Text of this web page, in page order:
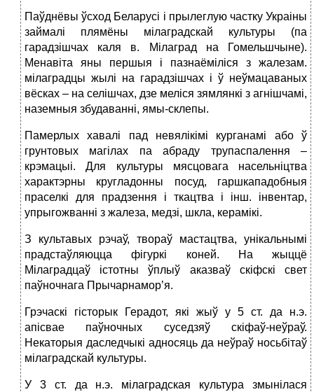
Паўднёвы ўсход Беларусі і прылеглую частку Украіны
займалі плямёны мілаградскай культуры (па
гарадзішчах каля в. Мілаград на Гомельшчыне).
Менавіта яны першыя і пазнаёміліся з жалезам.
мілаградцы жылі на гарадзішчах і ў неўмацаваных
вёсках – на селішчах, дзе меліся зямлянкі з агнішчамі,
наземныя збудаванні, ямы-склепы.
Памерлых хавалі пад невялікімі курганамі або ў
грунтовых магілах па абраду трупаспалення –
крэмацыі. Для культуры мясцовага насельніцтва
характэрны кругладонны посуд, гаршкападобныя
праселкі для прадзення і ткацтва і інш. інвентар,
упрыгожванні з жалеза, медзі, шкла, керамікі.
З культавых рэчаў, твораў мастацтва, унікальнымі
прадстаўляюцца фігуркі коней. На жыццё
Мілаградцаў істотны ўплыў аказваў скіфскі свет
паўночнага Прычарнамор’я.
Грэчаскі гісторык Герадот, які жыў у 5 ст. да н.э.
апісвае паўночных суседзяў скіфаў-неўраў.
Некаторыя даследчыкі адносяць да неўраў носьбітаў
мілаградскай культуры.
У 3 ст. да н.э. мілаградская культура змынілася